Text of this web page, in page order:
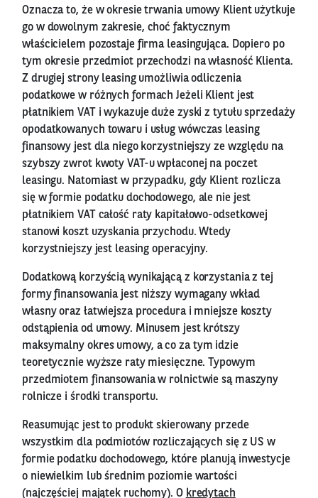
Oznacza to, że w okresie trwania umowy Klient użytkuje
go w dowolnym zakresie, choć faktycznym
właścicielem pozostaje firma leasingująca. Dopiero po
tym okresie przedmiot przechodzi na własność Klienta.
Z drugiej strony leasing umożliwia odliczenia
podatkowe w różnych formach Jeżeli Klient jest
płatnikiem VAT i wykazuje duże zyski z tytułu sprzedaży
opodatkowanych towaru i usług wówczas leasing
finansowy jest dla niego korzystniejszy ze względu na
szybszy zwrot kwoty VAT-u wpłaconej na poczet
leasingu. Natomiast w przypadku, gdy Klient rozlicza
się w formie podatku dochodowego, ale nie jest
płatnikiem VAT całość raty kapitałowo-odsetkowej
stanowi koszt uzyskania przychodu. Wtedy
korzystniejszy jest leasing operacyjny.
Dodatkową korzyścią wynikającą z korzystania z tej
formy finansowania jest niższy wymagany wkład
własny oraz łatwiejsza procedura i mniejsze koszty
odstąpienia od umowy. Minusem jest krótszy
maksymalny okres umowy, a co za tym idzie
teoretycznie wyższe raty miesięczne. Typowym
przedmiotem finansowania w rolnictwie są maszyny
rolnicze i środki transportu.
Reasumując jest to produkt skierowany przede
wszystkim dla podmiotów rozliczających się z US w
formie podatku dochodowego, które planują inwestycje
o niewielkim lub średnim poziomie wartości
(najczęściej majątek ruchomy). O kredytach